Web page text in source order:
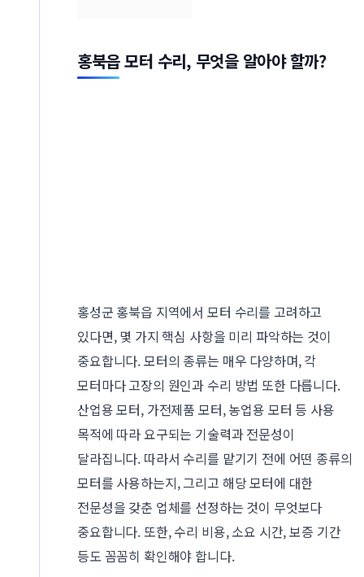
홍북읍 모터 수리, 무엇을 알아야 할까?
홍성군 홍북읍 지역에서 모터 수리를 고려하고
있다면, 몇 가지 핵심 사항을 미리 파악하는 것이
중요합니다. 모터의 종류는 매우 다양하며, 각
모터마다 고장의 원인과 수리 방법 또한 다릅니다.
산업용 모터, 가전제품 모터, 농업용 모터 등 사용
목적에 따라 요구되는 기술력과 전문성이
달라집니다. 따라서 수리를 맡기기 전에 어떤 종류의
모터를 사용하는지, 그리고 해당 모터에 대한
전문성을 갖춘 업체를 선정하는 것이 무엇보다
중요합니다. 또한, 수리 비용, 소요 시간, 보증 기간
등도 꼼꼼히 확인해야 합니다.